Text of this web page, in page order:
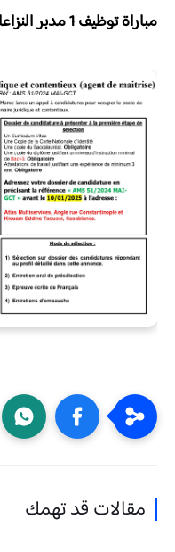
مباراة توظيف 1 مدبر النزاعات القضائية بأطلس مولتي سيرفيس
مقالات قد تهمك